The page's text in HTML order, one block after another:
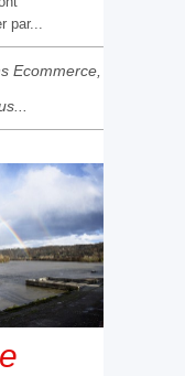
par...
Ecommerce